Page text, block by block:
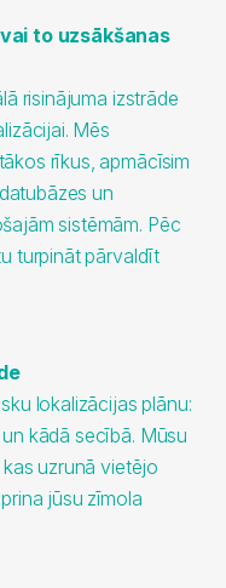
to uzsākšanas
risinājuma izstrāde
Mēs
rīkus, apmācīsim
un
sistēmām. Pēc
turpināt pārvaldīt
lokalizācijas plānu:
kādā secībā. Mūsu
uzrunā vietējo
jūsu zīmola